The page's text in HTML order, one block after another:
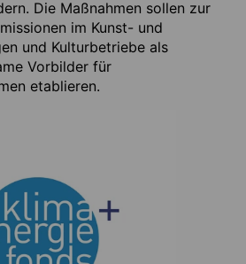
Die Maßnahmen sollen zur
im Kunst- und
und Kulturbetriebe als
Vorbilder für
etablieren.